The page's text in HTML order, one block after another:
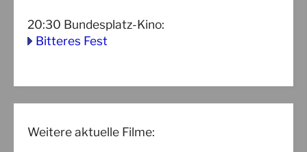
20:30 Bundesplatz-Kino:
Bitteres Fest
Weitere aktuelle Filme: